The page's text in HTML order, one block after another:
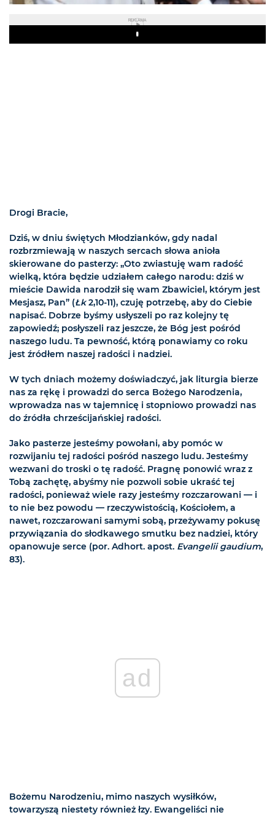
REKLAMA
Play
Drogi Bracie,
Dziś, w dniu świętych Młodzianków, gdy nadal
rozbrzmiewają w naszych sercach słowa anioła
skierowane do pasterzy: „Oto zwiastuję wam radość
wielką, która będzie udziałem całego narodu: dziś w
mieście Dawida narodził się wam Zbawiciel, którym jest
Mesjasz, Pan” (Łk2,10-11), czuję potrzebę, aby do Ciebie
napisać. Dobrze byśmy usłyszeli po raz kolejny tę
zapowiedź; posłyszeli raz jeszcze, że Bóg jest pośród
naszego ludu. Ta pewność, którą ponawiamy co roku
jest źródłem naszej radości i nadziei.
W tych dniach możemy doświadczyć, jak liturgia bierze
nas za rękę i prowadzi do serca Bożego Narodzenia,
wprowadza nas w tajemnicę i stopniowo prowadzi nas
do źródła chrześcijańskiej radości.
Jako pasterze jesteśmy powołani, aby pomóc w
rozwijaniu tej radości pośród naszego ludu. Jesteśmy
wezwani do troski o tę radość. Pragnę ponowić wraz z
Tobą zachętę, abyśmy nie pozwoli sobie ukraść tej
radości, ponieważ wiele razy jesteśmy rozczarowani — i
to nie bez powodu — rzeczywistością, Kościołem, a
nawet, rozczarowani samymi sobą, przeżywamy pokusę
przywiązania do słodkawego smutku bez nadziei, który
opanowuje serce (por. Adhort. apost. Evangelii gaudium,
83).
ad
Bożemu Narodzeniu, mimo naszych wysiłków,
towarzyszą niestety również łzy. Ewangeliści nie